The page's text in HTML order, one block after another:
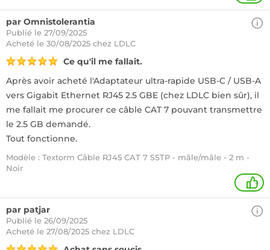
par Omnistolerantia
Publié le 27/09/2025
Acheté le 30/08/2025 chez LDLC
Ce qu'il me fallait.
Après avoir acheté l'Adaptateur ultra-rapide USB-C / USB-A
vers Gigabit Ethernet RJ45 2.5 GBE (chez LDLC bien sûr), il
me fallait me procurer ce câble CAT 7 pouvant transmettre
le 2.5 GB demandé.
Tout fonctionne.
Modèle : Textorm Câble RJ45 CAT 7 SSTP - mâle/mâle - 2 m -
Noir
+
par patjar
Publié le 26/09/2025
Acheté le 27/08/2025 chez LDLC